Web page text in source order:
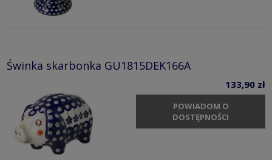
Świnka skarbonka GU1815DEK166A
133,90 zł
POWIADOM O
DOSTĘPNOŚCI